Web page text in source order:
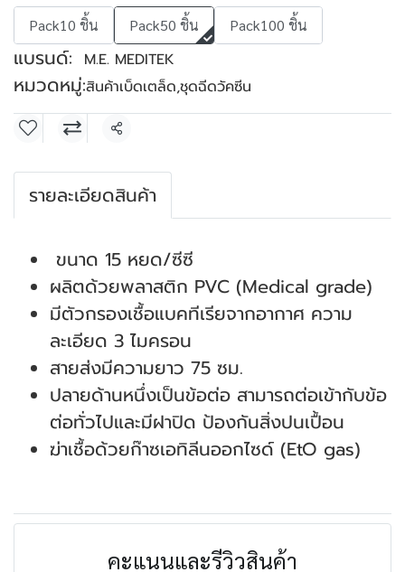
Pack10 ชิ้น Pack50 ชิ้น Pack100 ชิ้น
แบรนด์: M.E. MEDITEK
หมวดหมู่:สินค้าเบ็ดเตล็ด,ชุดฉีดวัคซีน
แชร์
รายละเอียดสินค้า
ขนาด 15 หยด/ซีซี
ผลิตด้วยพลาสติก PVC (Medical grade)
มีตัวกรองเชื้อแบคทีเรียจากอากาศ ความ
ละเอียด 3 ไมครอน
สายส่งมีความยาว 75 ซม.
ปลายด้านหนึ่งเป็นข้อต่อ สามารถต่อเข้ากับข้อ
ต่อทั่วไปและมีฝาปิด ป้องกันสิ่งปนเปื้อน
ฆ่าเชื้อด้วยก๊าซเอทิลีนออกไซด์ (EtO gas)
คะแนนและรีวิวสินค้า